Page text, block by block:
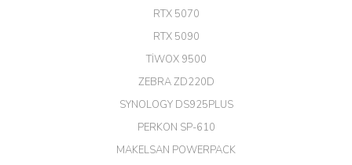
EROL ÇAKMAK | 26/12/2025
RTX 5070
RTX 5090
TİWOX 9500
ZEBRA ZD220D
SYNOLOGY DS925PLUS
PERKON SP-610
MAKELSAN POWERPACK